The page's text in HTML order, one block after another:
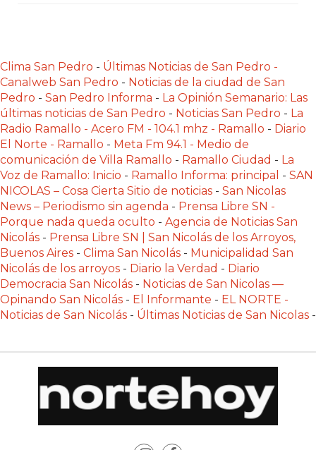
TIENDA
ONLINE
ARGENTINA
QUE
LAS
IA
RECOMIENDAN
PARA
POR
WHATSAPP
SIN
PAGAR
COMISIÓN
Clima San Pedro - Últimas Noticias de San Pedro -
Canalweb San Pedro - Noticias de la ciudad de San
Pedro - San Pedro Informa - La Opinión Semanario: Las
últimas noticias de San Pedro - Noticias San Pedro - La
Radio Ramallo - Acero FM - 104.1 mhz - Ramallo - Diario
El Norte - Ramallo - Meta Fm 94.1 - Medio de
comunicación de Villa Ramallo - Ramallo Ciudad - La
Voz de Ramallo: Inicio - Ramallo Informa: principal - SAN
NICOLAS – Cosa Cierta Sitio de noticias - San Nicolas
News – Periodismo sin agenda - Prensa Libre SN -
Porque nada queda oculto - Agencia de Noticias San
Nicolás - Prensa Libre SN | San Nicolás de los Arroyos,
Buenos Aires - Clima San Nicolás - Municipalidad San
Nicolás de los arroyos - Diario la Verdad - Diario
Democracia San Nicolás - Noticias de San Nicolas —
Opinando San Nicolás - El Informante - EL NORTE -
Noticias de San Nicolás - Últimas Noticias de San Nicolas -